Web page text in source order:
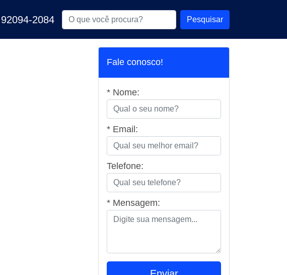
2084 Pesquisar
Fale conosco!
* Nome:
* Email:
Telefone:
* Mensagem: